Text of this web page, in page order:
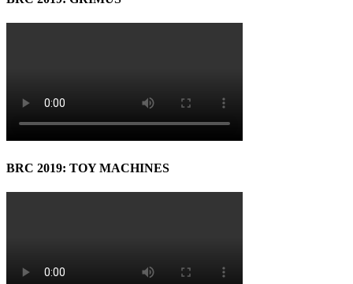
BRC 2019: TOY MACHINES